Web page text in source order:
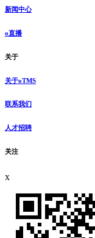
新闻中心
o直播
关于
关于oTMS
联系我们
人才招聘
关注
x